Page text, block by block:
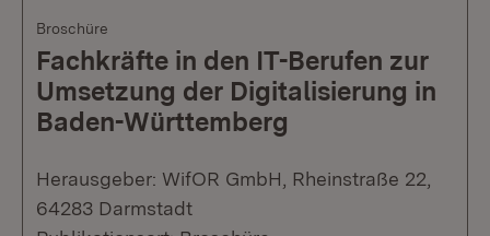
Broschüre
Fachkräfte in den IT-Berufen zur
Umsetzung der Digitalisierung in
Baden-Württemberg
Herausgeber: WifOR GmbH, Rheinstraße 22,
64283 Darmstadt